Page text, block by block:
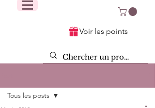
Voir les points
Tous les posts